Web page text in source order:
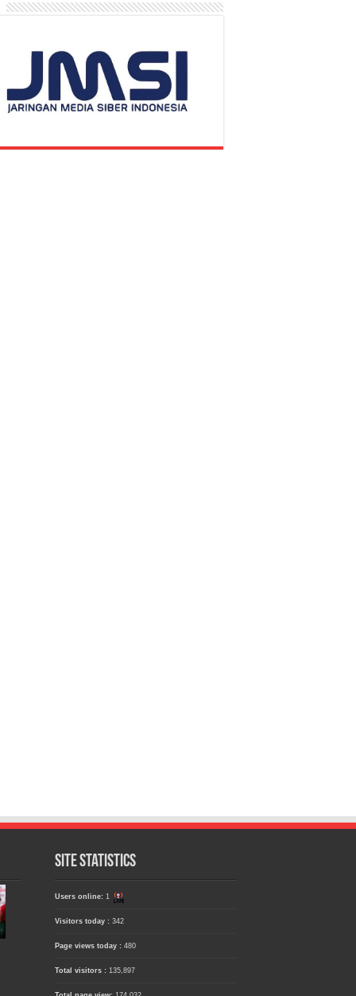
Site Statistics
Users online: 1
Visitors today : 342
Page views today : 480
Total visitors : 135,897